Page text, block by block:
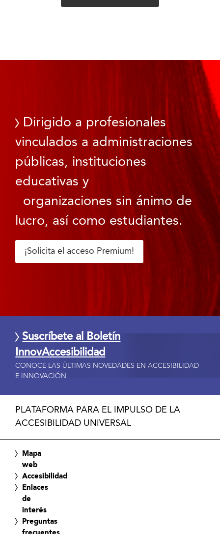
Dirigido a profesionales
vinculados a administraciones
públicas, instituciones
educativas y
organizaciones sin ánimo de
lucro, así como estudiantes.
¡Solicita el acceso Premium!
Suscríbete al Boletín
InnovAccesibilidad
CONOCE LAS ÚLTIMAS NOVEDADES EN ACCESIBILIDAD
E INNOVACIÓN
PLATAFORMA PARA EL IMPULSO DE LA
ACCESIBILIDAD UNIVERSAL
Mapa
web
Accesibilidad
Enlaces
de
interés
Preguntas